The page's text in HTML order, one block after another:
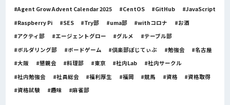
Agent Grow Advent Calendar 2025
CentOS GitHub
JavaScript
Raspberry Pi
SES Try部 uma部 withコロナ
お酒
アクティ部
エージェントグロー グルメ
テーブル部
ボルダリング部
ボードゲーム 倶楽部ぽじてぃぶ 勉強会
名古屋
大阪
懇親会 料理部 東京 社内Lab
社内サークル
社内勉強会
社員総会 福利厚生 福岡 競馬 資格
資格取得
資格試験
趣味 麻雀部